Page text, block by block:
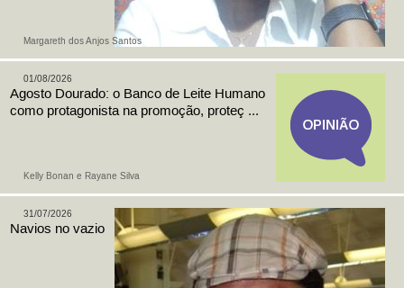
Margareth dos Anjos Santos
Kelly Bonan e Rayane Silva
01/08/2026
Agosto Dourado: o Banco de Leite Humano
como protagonista na promoção, proteç ...
31/07/2026
Navios no vazio